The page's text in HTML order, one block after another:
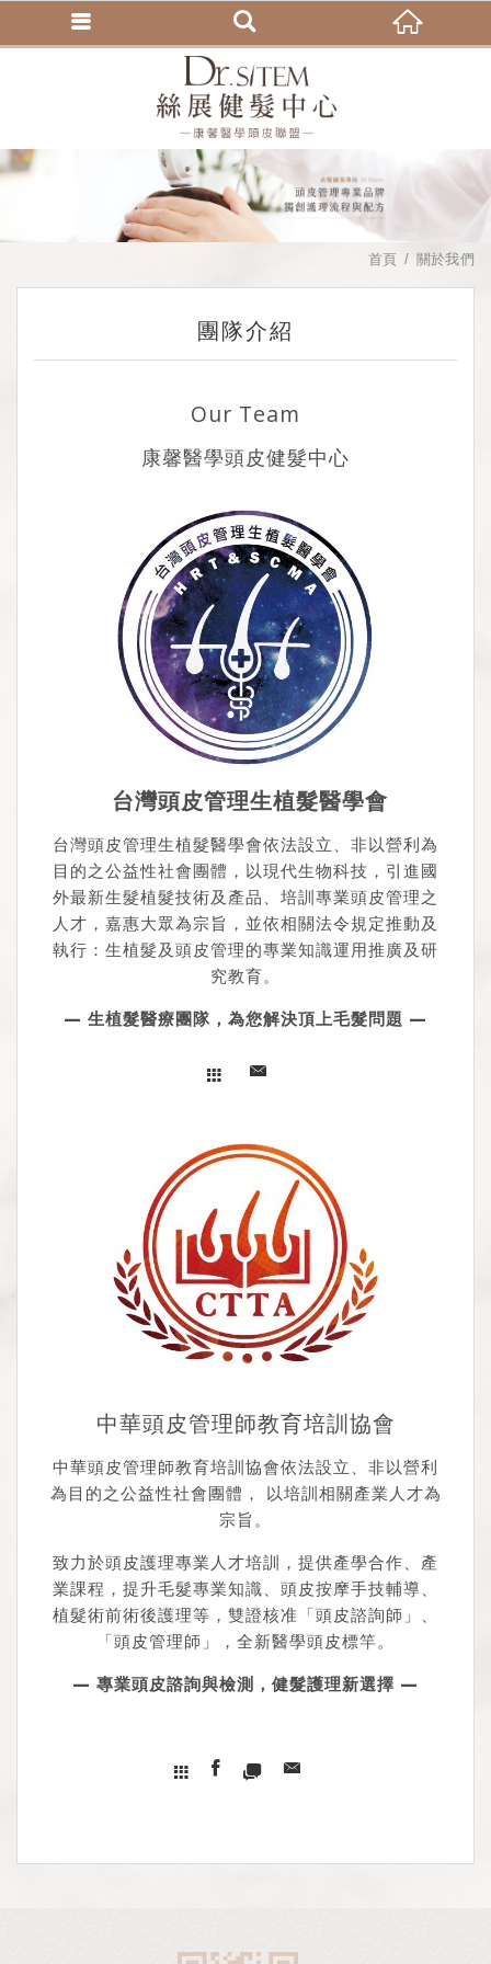
首頁 關於我們
團隊介紹
Our Team
康馨醫學頭皮健髮中心
台灣頭皮管理生植髮醫學會
台灣頭皮管理生植髮醫學會依法設立、非以營利為
目的之公益性社會團體，以現代生物科技，引進國
外最新生髮植髮技術及產品、培訓專業頭皮管理之
人才，嘉惠大眾為宗旨，並依相關法令規定推動及
執行：生植髮及頭皮管理的專業知識運用推廣及研
究教育。
— 生植髮醫療團隊，為您解決頂上毛髮問題 —
中華頭皮管理師教育培訓協會
中華頭皮管理師教育培訓協會依法設立、非以營利
為目的之公益性社會團體， 以培訓相關產業人才為
宗旨。
致力於頭皮護理專業人才培訓，提供產學合作、產
業課程，提升毛髮專業知識、頭皮按摩手技輔導、
植髮術前術後護理等，雙證核准「頭皮諮詢師」、
「頭皮管理師」，全新醫學頭皮標竿。
— 專業頭皮諮詢與檢測，健髮護理新選擇 —